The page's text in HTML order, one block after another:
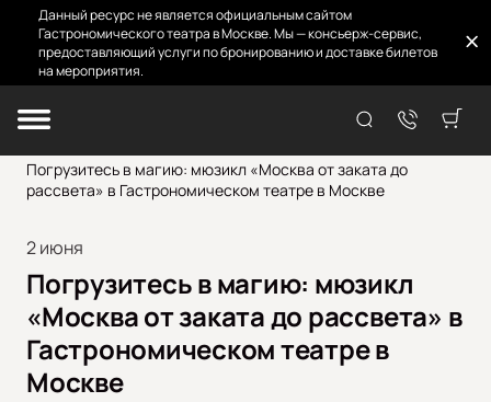
Данный ресурс не является официальным сайтом
Гастрономического театра в Москве. Мы — консьерж-сервис,
предоставляющий услуги по бронированию и доставке билетов
на мероприятия.
Погрузитесь в магию: мюзикл «Москва от заката до
рассвета» в Гастрономическом театре в Москве
2 июня
Погрузитесь в магию: мюзикл
«Москва от заката до рассвета» в
Гастрономическом театре в
Москве